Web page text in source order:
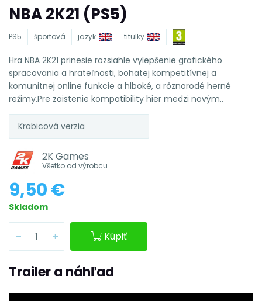
NBA 2K21 (PS5)
PS5 športová jazyk titulky
Hra NBA 2K21 prinesie rozsiahle vylepšenie grafického
spracovania a hrateľnosti, bohatej kompetitívnej a
komunitnej online funkcie a hlboké, a rôznorodé herné
režimy.Pre zaistenie kompatibility hier medzi novým..
Krabicová verzia
2K Games
Všetko od výrobcu
9,50 €
Skladom
Kúpiť
Trailer a náhľad